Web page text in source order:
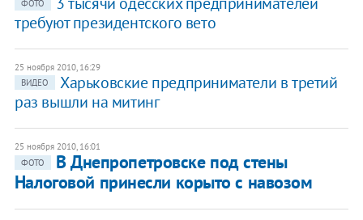
ФОТО
требуют президентского вето
25 ноября 2010, 16:29
ВИДЕО
Харьковские предприниматели в третий
раз вышли на митинг
25 ноября 2010, 16:01
ФОТО
В Днепропетровске под стены
Налоговой принесли корыто с навозом